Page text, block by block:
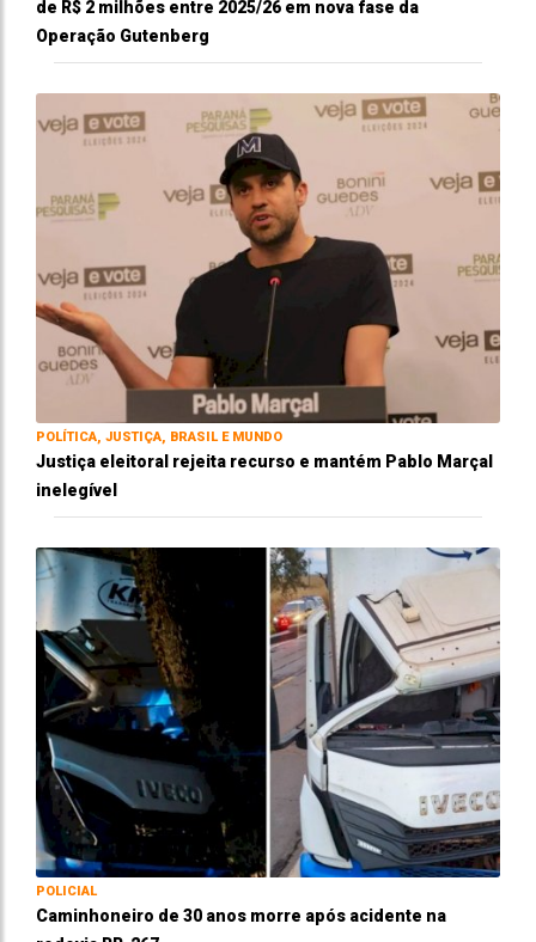
de R$ 2 milhões entre 2025/26 em nova fase da
Operação Gutenberg
POLÍTICA, JUSTIÇA, BRASIL E MUNDO
Justiça eleitoral rejeita recurso e mantém Pablo Marçal
inelegível
POLICIAL
Caminhoneiro de 30 anos morre após acidente na